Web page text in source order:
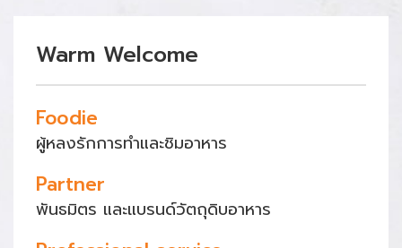
Warm Welcome
Foodie
ผู้หลงรักการทำและชิมอาหาร
Partner
พันธมิตร และแบรนด์วัตถุดิบอาหาร